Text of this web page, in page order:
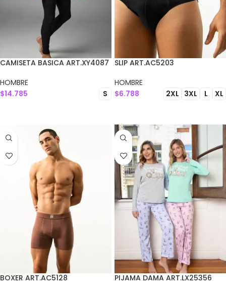
CAMISETA BASICA ART.XY4087
HOMBRE
$14.785 S
SLIP ART.AC5203
HOMBRE
$6.788 2XL 3XL L XL
BOXER ART.AC5128
PIJAMA DAMA ART.LX25356